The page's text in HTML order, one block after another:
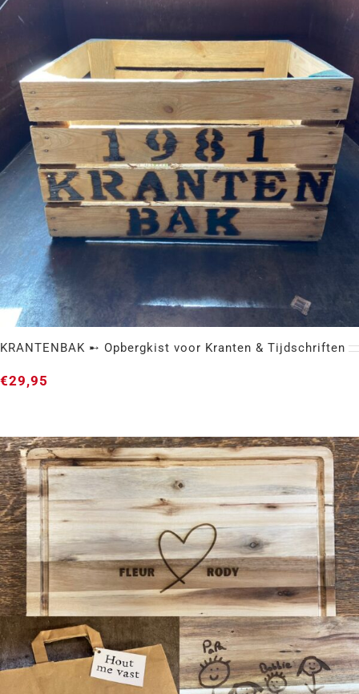
Cadeaupakket
KRANTENBAK ➸ Opbergkist voor Kranten &
Tijdschriften
KRANTENBAK ➸ Opbergkist voor Kranten & Tijdschriften
€29,95